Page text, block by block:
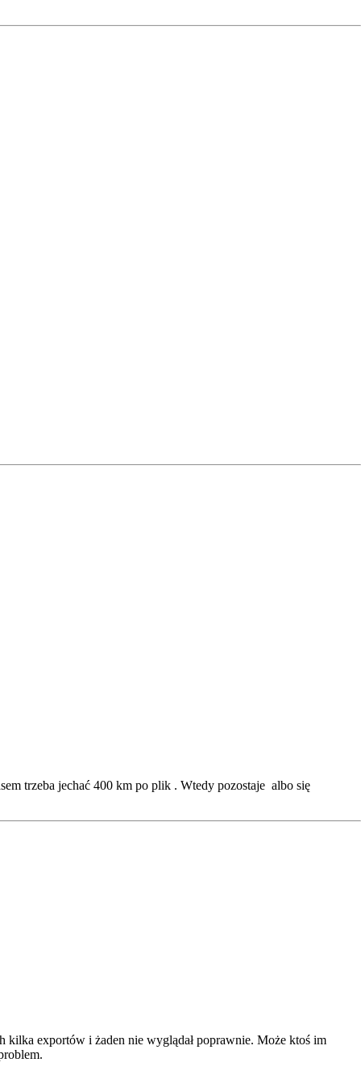
trzeba jechać 400 km po plik . Wtedy pozostaje albo się
exportów i żaden nie wyglądał poprawnie. Może ktoś im